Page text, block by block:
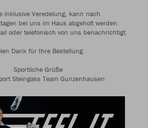
inklusive Veredelung, kann nach
bei uns im Haus abgeholt werden.
oder telefonisch von uns benachrichtigt.
Dank für Ihre Bestellung.
Sportliche Grüße
Steingass Team Gunzenhausen